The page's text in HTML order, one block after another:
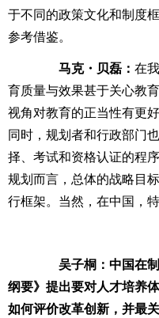
于不同的政策文化和制度
参考借鉴。
马克・贝磊： 在
育质量与效果甚于关心教
视角对教育的正当性有更
同时，规划者和行政部门
择、考试和资格认证的程
规划而言，总体的战略目
行框架。当然，在中国，
吴子桐：中国在
纲要》提出要对人才培养
如何评价改革创新，并最